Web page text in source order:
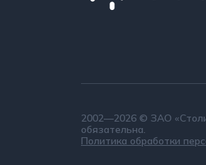
2002—2026 © ЗАО
обязательна.
Политика обработки